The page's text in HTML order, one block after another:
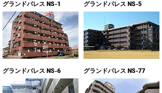
グランドパレス NS-1
グランドパレス NS-6
グランドパレス NS-5
グランドパレス NS-77